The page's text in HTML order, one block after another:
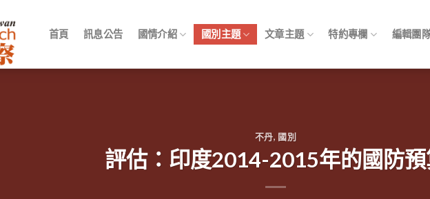
首頁 訊息公告 國情介紹 國別主題 文章主題 特約專欄 編輯團
不丹, 國別
評估：印度2014-2015年的國防